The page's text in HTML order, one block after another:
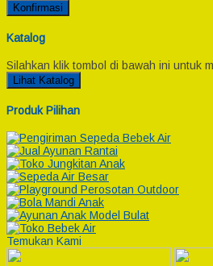
Konfirmasi
Katalog
Silahkan klik tombol di bawah ini untuk
Lihat Katalog
Produk Pilihan
Temukan Kami